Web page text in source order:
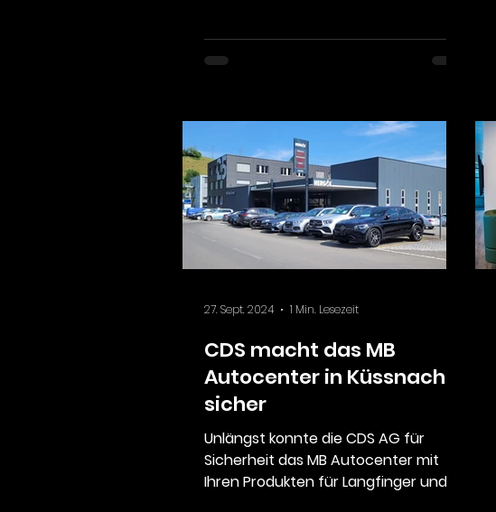
CDS macht das MB
Autocenter in Küssnacht
sicher
Unlängst konnte die CDS AG für
Sicherheit das MB Autocenter mit
Ihren Produkten für Langfinger und
27. Sept. 2024 1 Min. Lesezeit